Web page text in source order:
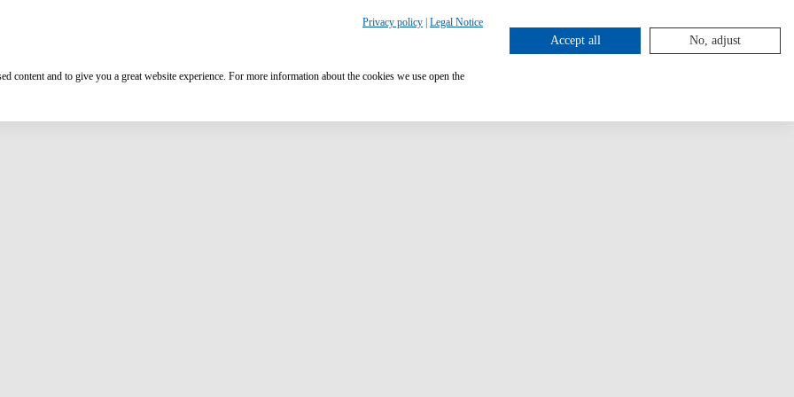
Privacy policy Legal Notice
content and to give you a great website experience. For more information about the cookies we use open the
Accept all No, adjust